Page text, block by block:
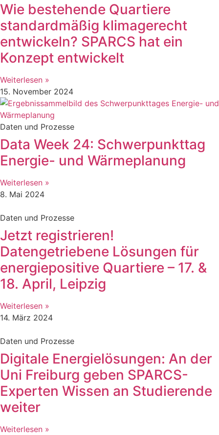
Wie bestehende Quartiere
standardmäßig klimagerecht
entwickeln? SPARCS hat ein
Konzept entwickelt
Weiterlesen »
15. November 2024
Daten und Prozesse
Data Week 24: Schwerpunkttag
Energie- und Wärmeplanung
Weiterlesen »
8. Mai 2024
Daten und Prozesse
Jetzt registrieren!
Datengetriebene Lösungen für
energiepositive Quartiere – 17. &
18. April, Leipzig
Weiterlesen »
14. März 2024
Daten und Prozesse
Digitale Energielösungen: An der
Uni Freiburg geben SPARCS-
Experten Wissen an Studierende
weiter
Weiterlesen »